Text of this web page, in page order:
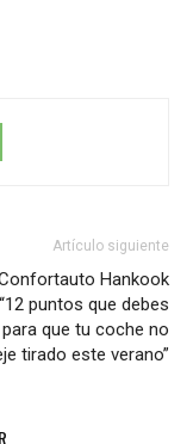
Artículo siguiente
Hankook
puntos que debes
que tu coche no
tirado este verano”